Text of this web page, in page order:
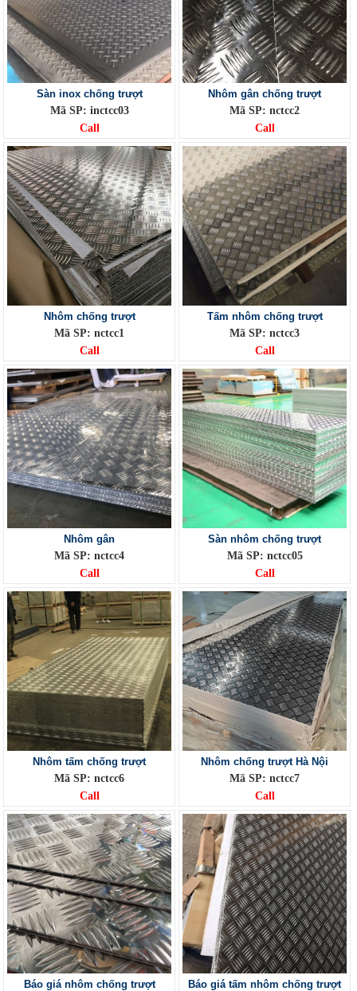
Sàn inox chống trượt
Mã SP: inctcc03
Call
Nhôm gân chống trượt
Mã SP: nctcc2
Call
Nhôm chống trượt
Mã SP: nctcc1
Call
Tấm nhôm chống trượt
Mã SP: nctcc3
Call
Nhôm gân
Mã SP: nctcc4
Call
Sàn nhôm chống trượt
Mã SP: nctcc05
Call
Nhôm tấm chống trượt
Mã SP: nctcc6
Call
Nhôm chống trượt Hà Nội
Mã SP: nctcc7
Call
Báo giá nhôm chống trượt
Báo giá tấm nhôm chống trượt